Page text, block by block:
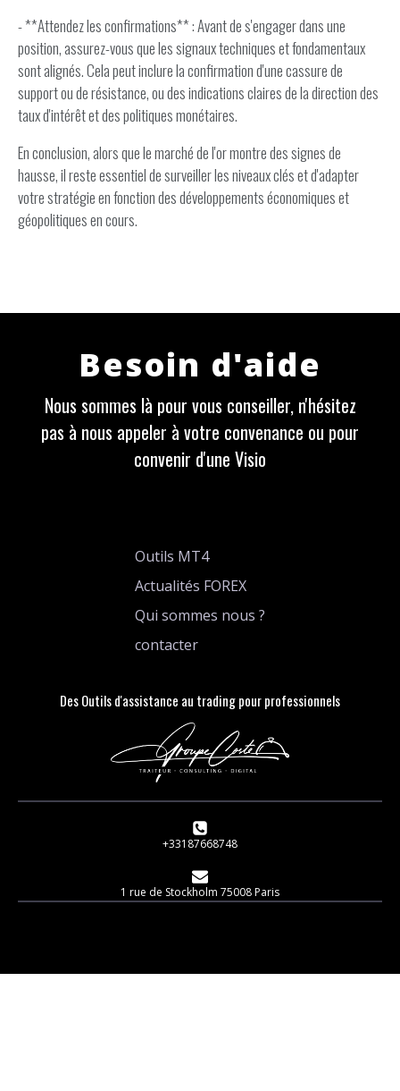
- **Attendez les confirmations** : Avant de s'engager dans une
position, assurez-vous que les signaux techniques et fondamentaux
sont alignés. Cela peut inclure la confirmation d'une cassure de
support ou de résistance, ou des indications claires de la direction des
taux d'intérêt et des politiques monétaires.
En conclusion, alors que le marché de l'or montre des signes de
hausse, il reste essentiel de surveiller les niveaux clés et d'adapter
votre stratégie en fonction des développements économiques et
géopolitiques en cours.
Besoin d'aide
Nous sommes là pour vous conseiller, n'hésitez
pas à nous appeler à votre convenance ou pour
convenir d'une Visio
Outils MT4
Actualités FOREX
Qui sommes nous ?
contacter
Des Outils d'assistance au trading pour professionnels
+33187668748
1 rue de Stockholm 75008 Paris